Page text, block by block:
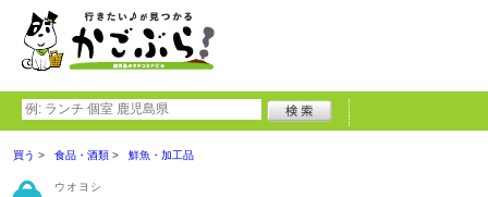
買う 食品・酒類 鮮魚・加工品
ウオヨシ